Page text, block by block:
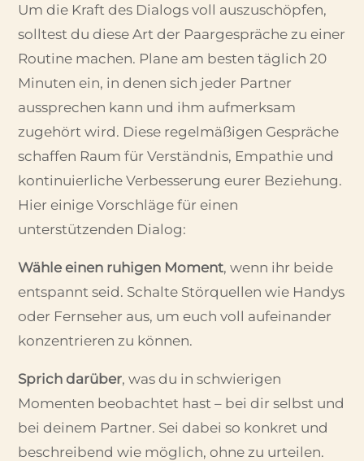
Um die Kraft des Dialogs voll auszuschöpfen,
solltest du diese Art der Paargespräche zu einer
Routine machen. Plane am besten täglich 20
Minuten ein, in denen sich jeder Partner
aussprechen kann und ihm aufmerksam
zugehört wird. Diese regelmäßigen Gespräche
schaffen Raum für Verständnis, Empathie und
kontinuierliche Verbesserung eurer Beziehung.
Hier einige Vorschläge für einen
unterstützenden Dialog:
Wähle einen ruhigen Moment, wenn ihr beide
entspannt seid. Schalte Störquellen wie Handys
oder Fernseher aus, um euch voll aufeinander
konzentrieren zu können.
Sprich darüber, was du in schwierigen
Momenten beobachtet hast – bei dir selbst und
bei deinem Partner. Sei dabei so konkret und
beschreibend wie möglich, ohne zu urteilen.